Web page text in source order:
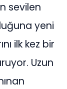
sevilen
yeni
ilk kez bir
Uzun